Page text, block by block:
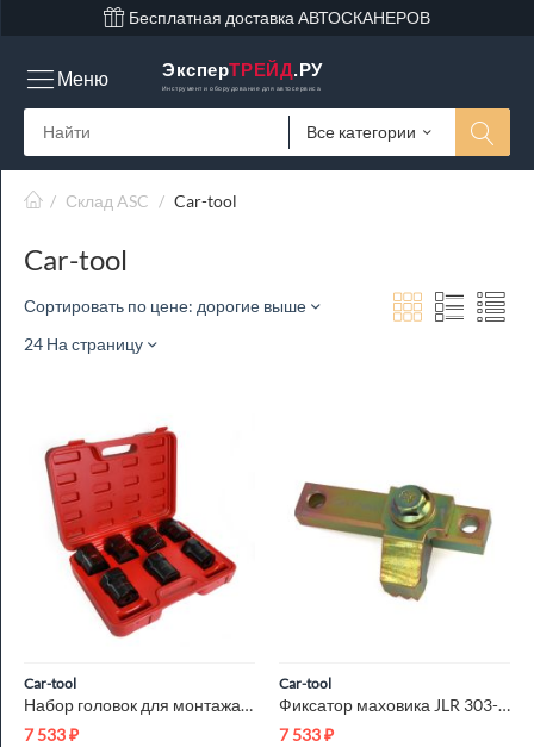
Бесплатная доставка АВТОСКАНЕРОВ
ЭксперТРЕЙД.РУ
Инструмент и оборудование для автосервиса
Все категории
Меню
/ Склад ASC / Car-tool
Car-tool
Сортировать по цене: дорогие выше
24 На страницу
Car-tool
Набор головок для монтажа/демонтажа гайки крепления колесной ...
7 533₽
Car-tool
Фиксатор маховика JLR 303-1594 Car-Tool CT-P0022
7 533₽